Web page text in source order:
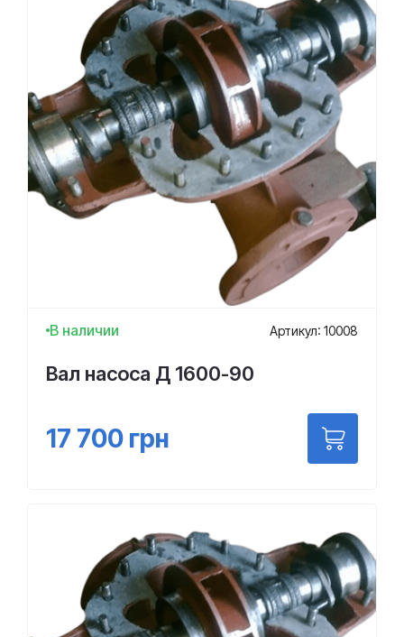
В наличии Артикул: 10008
Вал насоса Д 1600-90
17 700 грн